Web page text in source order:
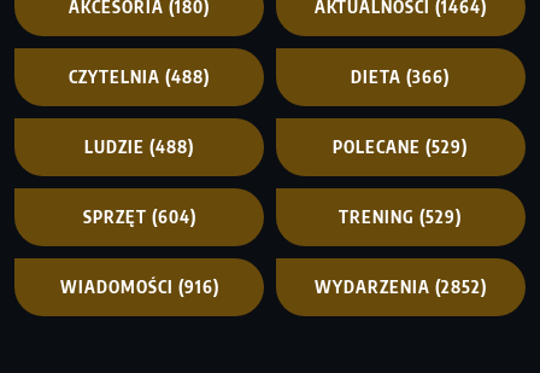
AKCESORIA (180) AKTUALNOŚCI (1464)
CZYTELNIA (488) DIETA (366)
LUDZIE (488) POLECANE (529)
SPRZĘT (604) TRENING (529)
WIADOMOŚCI (916) WYDARZENIA (2852)